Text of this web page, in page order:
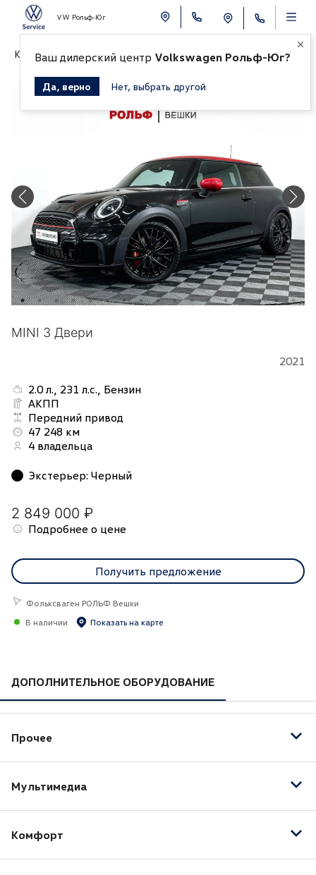
VW Рольф-Юг
К СПИСКУ АВТОМОБИЛЕЙ
ДОПОЛНИТЕЛЬНОЕ ОБОРУДОВАНИЕ
Прочее
Мультимедиа
USB
Комфорт
MINI 3 Двери
2021
2.0 л., 231 л.с., Бензин
АКПП
Передний привод
47 248 км
4 владельца
Экстерьер: Черный
2 849 000 ₽
Подробнее о цене
Получить предложение
Фольксваген РОЛЬФ Вешки
В наличии
Показать на карте
Ваш дилерский центр Volkswagen Рольф-Юг?
Да, верно Нет, выбрать другой